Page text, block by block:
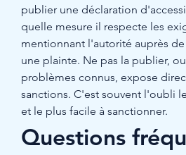
publier une déclaration
quelle mesure il respecte les
mentionnant l'autorité auprès
une plainte. Ne pas la publier,
problèmes connus, expose
sanctions. C'est souvent l'oubli
et le plus facile à sanctionner.
Questions